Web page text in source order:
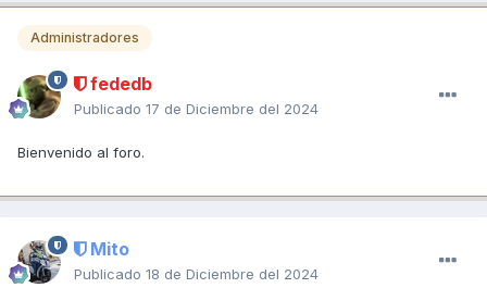
Administradores
fededb
Publicado 17 de Diciembre del 2024
Bienvenido al foro.
Mito
Publicado 18 de Diciembre del 2024